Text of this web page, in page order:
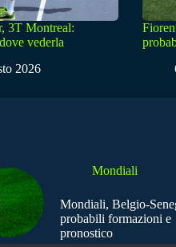
3T Montreal:
vederla
2026
Mondiali
Mondiali, Belgio-
probabili formazioni e
pronostico